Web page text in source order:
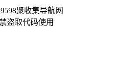
聚收集导航网
盗取代码使用